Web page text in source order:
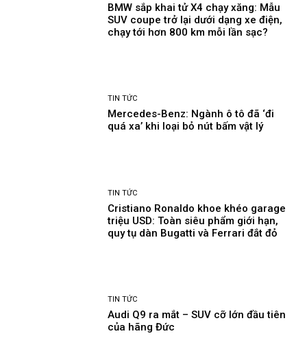
BMW sắp khai tử X4 chạy xăng: Mẫu
SUV coupe trở lại dưới dạng xe điện,
chạy tới hơn 800 km mỗi lần sạc?
TIN TỨC
Mercedes-Benz: Ngành ô tô đã ‘đi
quá xa’ khi loại bỏ nút bấm vật lý
TIN TỨC
Cristiano Ronaldo khoe khéo garage
triệu USD: Toàn siêu phẩm giới hạn,
quy tụ dàn Bugatti và Ferrari đắt đỏ
TIN TỨC
Audi Q9 ra mắt – SUV cỡ lớn đầu tiên
của hãng Đức